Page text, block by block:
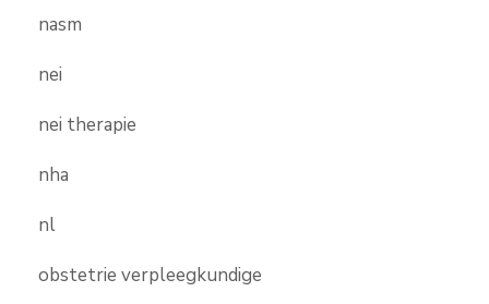
nasm
nei
nei therapie
nha
nl
obstetrie verpleegkundige